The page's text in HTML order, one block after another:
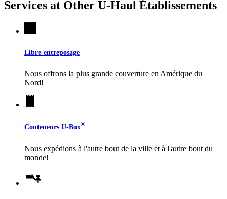
Services at Other U-Haul Établissements
Libre-entreposage
Nous offrons la plus grande couverture en Amérique du
Nord!
Conteneurs U-Box®
Nous expédions à l'autre bout de la ville et à l'autre bout du
monde!